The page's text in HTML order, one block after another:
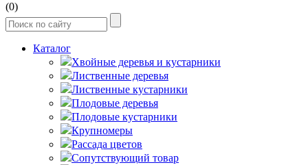
(0)
Каталог
Хвойные деревья и кустарники
Лиственные деревья
Лиственные кустарники
Плодовые деревья
Плодовые кустарники
Крупномеры
Рассада цветов
Сопутствующий товар